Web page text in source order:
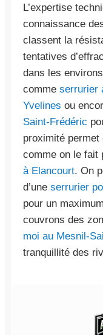
L’expertise
connaissance
classent la
tentatives
dans les
comme serrurier
Yvelines ou
Saint-Frédéric
proximité permet
comme on le fait
à Elancourt. On
d’une serrurier
pour un
couvrons des
moi au Mesnil-
tranquillité des